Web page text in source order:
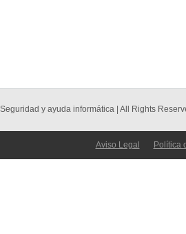
y ayuda informática | All Rights
Aviso Legal Política